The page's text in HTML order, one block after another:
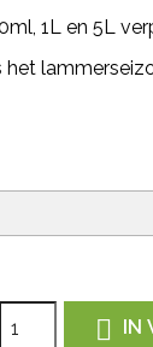
1L en 5L
 IN